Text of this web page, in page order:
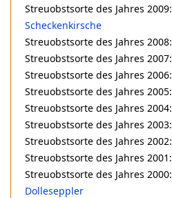
Streuobstsorte des Jahres 2009:
Scheckenkirsche
Streuobstsorte des Jahres 2008:
Streuobstsorte des Jahres 2007:
Streuobstsorte des Jahres 2006:
Streuobstsorte des Jahres 2005:
Streuobstsorte des Jahres 2004:
Streuobstsorte des Jahres 2003:
Streuobstsorte des Jahres 2002:
Streuobstsorte des Jahres 2001:
Streuobstsorte des Jahres 2000:
Dolleseppler